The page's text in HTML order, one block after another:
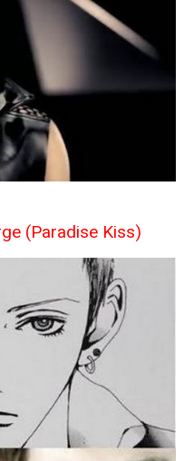
(Paradise Kiss)